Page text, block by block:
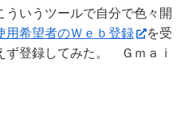
いうツールで自分で色々開
用希望者のＷｅｂ登録
を受
ず登録してみた。 Ｇｍａｉ